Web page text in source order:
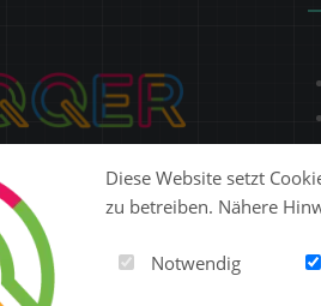
E-Commerce oder ERP:
modulare Open-Source-
Produkte flexibel
und skalieren kannst.
Berechtigungen und
Diese Website setzt
zu betreiben. Nähere
Notwendig